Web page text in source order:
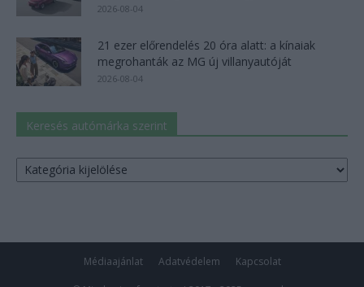
2026-08-04
21 ezer előrendelés 20 óra alatt: a kínaiak
megrohanták az MG új villanyautóját
2026-08-04
Keresés autómárka szerint
Keresés
autómárka
Médiaajánlat Adatvédelem Kapcsolat